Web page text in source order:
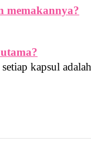
memakannya?
setiap kapsul